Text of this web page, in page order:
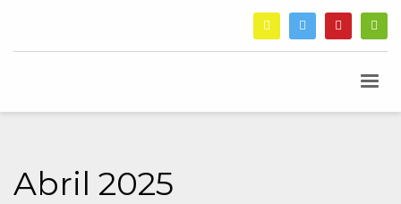
Abril 2025